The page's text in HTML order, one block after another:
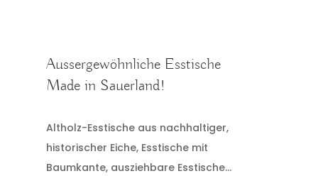
Aussergewöhnliche Esstische
Made in Sauerland!
Altholz-Esstische aus nachhaltiger,
historischer Eiche, Esstische mit
Baumkante, ausziehbare Esstische…